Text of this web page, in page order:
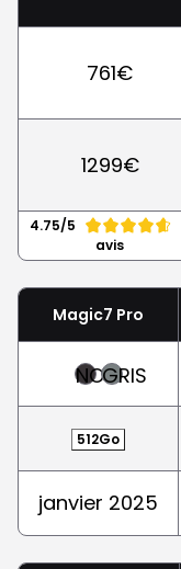
761€
1299€
4.75/5
avis
Magic7 Pro
NOIRGRIS
512Go
janvier 2025